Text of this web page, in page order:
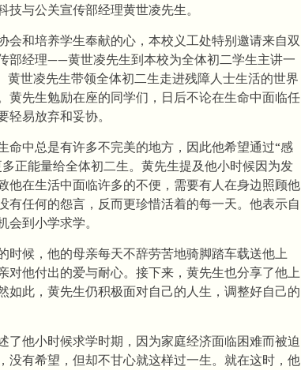
与公关宣传部经理黄世凌先生。
会和培养学生奉献的心，本校义工处特别邀请来自双
部经理——黄世凌先生到本校为全体初二学生主讲一
黄世凌先生带领全体初二生走进残障人士生活的世界
黄先生勉励在座的同学们，日后不论在生命中面临任
易放弃和妥协。
命中总是有许多不完美的地方，因此他希望通过“感
正能量给全体初二生。黄先生提及他小时候因为发
他在生活中面临许多的不便，需要有人在身边照顾他
有任何的怨言，反而更珍惜活着的每一天。他表示自
到小学求学。
时候，他的母亲每天不辞劳苦地骑脚踏车载送他上
对他付出的爱与耐心。接下来，黄先生也分享了他上
如此，黄先生仍积极面对自己的人生，调整好自己的
了他小时候求学时期，因为家庭经济面临困难而被迫
没有希望，但却不甘心就这样过一生。就在这时，他